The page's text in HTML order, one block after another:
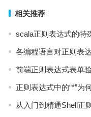
相关推荐
scala正则表达式的特
各编程语言对正则表
前端正则表达式表单
正则表达式中的“*”为
从入门到精通Shell正